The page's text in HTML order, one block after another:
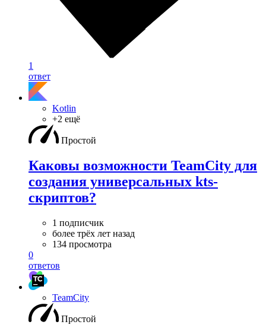
1
ответ
Kotlin
+2 ещё
Простой
Каковы возможности TeamCity для
создания универсальных kts-
скриптов?
1 подписчик
более трёх лет назад
134 просмотра
0
ответов
TeamCity
Простой